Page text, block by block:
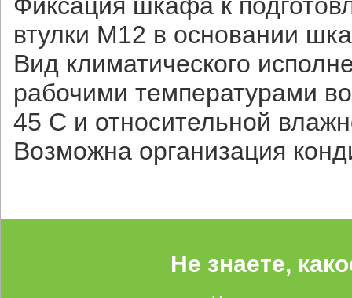
втулки М12 в основании
Вид климатического
рабочими температурами
45 С и относительной
Возможна организация
Не знаете,